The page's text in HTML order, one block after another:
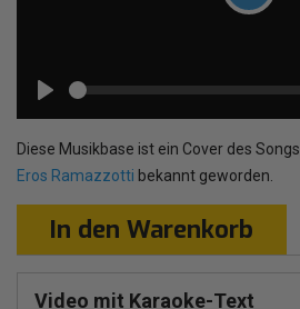
Play
Seek
Diese Musikbase ist ein Cover des Songs
Eros Ramazzotti bekannt geworden.
In den Warenkorb
Video mit Karaoke-Text